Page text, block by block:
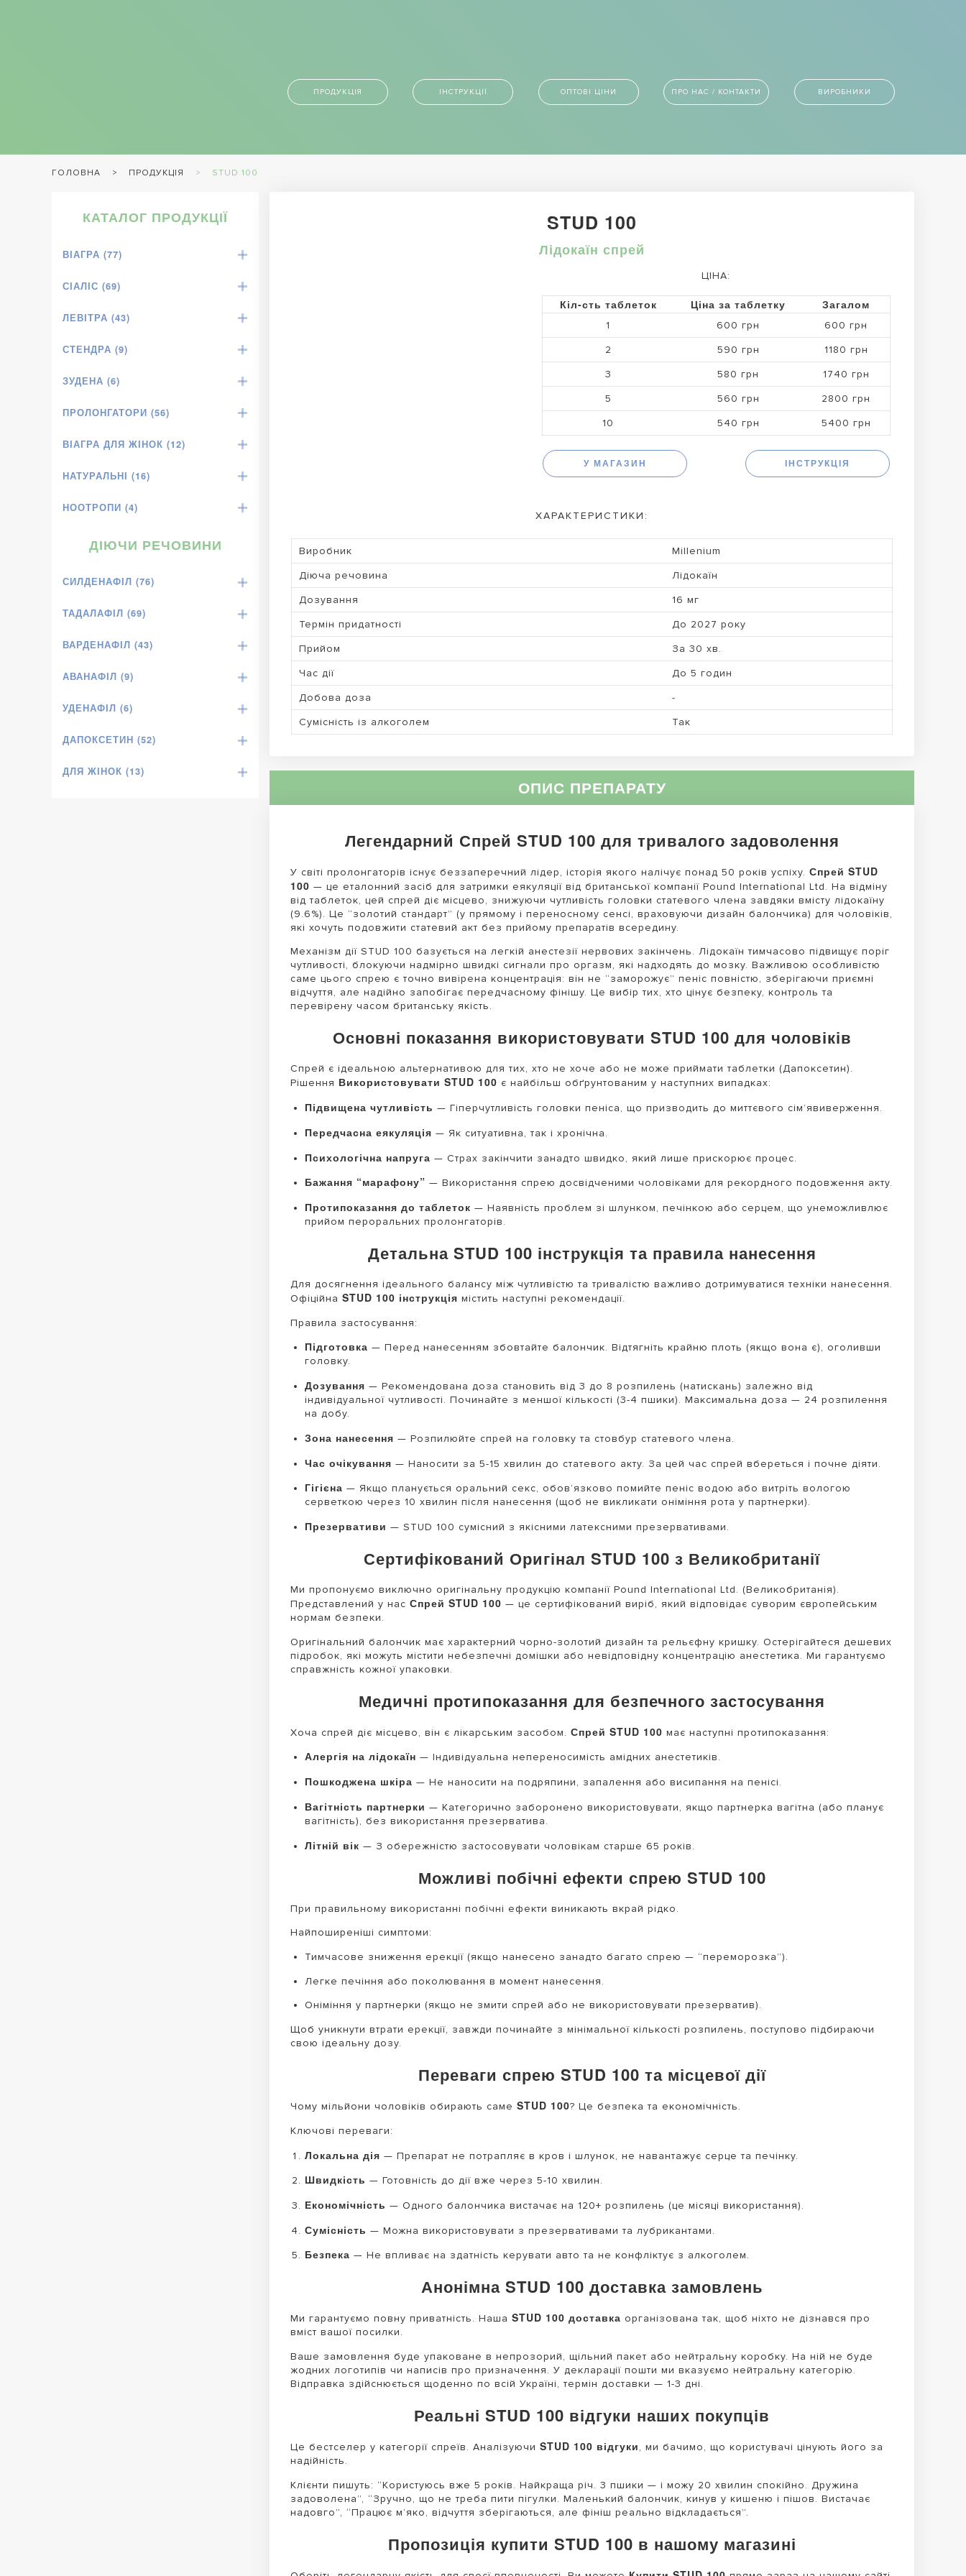
ПРОДУКЦІЯ ІНСТРУКЦІЇ ОПТОВІ ЦІНИ ПРО НАС / КОНТАКТИ ВИРОБНИКИ
ГОЛОВНА ПРОДУКЦІЯ STUD 100
КАТАЛОГ ПРОДУКЦІЇ
ВІАГРА (77)
СІАЛІС (69)
ЛЕВІТРА (43)
СТЕНДРА (9)
ЗУДЕНА (6)
ПРОЛОНГАТОРИ (56)
ВІАГРА ДЛЯ ЖІНОК (12)
НАТУРАЛЬНІ (16)
НООТРОПИ (4)
ДІЮЧИ РЕЧОВИНИ
СИЛДЕНАФІЛ (76)
ТАДАЛАФІЛ (69)
ВАРДЕНАФІЛ (43)
АВАНАФІЛ (9)
УДЕНАФІЛ (6)
ДАПОКСЕТИН (52)
ДЛЯ ЖІНОК (13)
STUD 100
Лідокаїн спрей
ЦІНА:
Кіл-сть таблеток Ціна за таблетку Загалом
1 600 грн
600 грн
2
590 грн
1180 грн
3
580 грн
1740 грн
5
560 грн
2800 грн
10
540 грн 5400 грн
У МАГАЗИН ІНСТРУКЦІЯ
ХАРАКТЕРИСТИКИ:
Виробник
Millenium
Діюча речовина
Лідокаїн
Дозування
16 мг
Термін придатності
До 2027 року
Прийом
За 30 хв.
Час дії
До 5 годин
Добова доза
-
Сумісність із алкоголем
Так
ОПИС ПРЕПАРАТУ
Легендарний Спрей STUD 100 для тривалого задоволення
У світі пролонгаторів існує беззаперечний лідер, історія якого налічує понад 50 років успіху. Спрей STUD
100 — це еталонний засіб для затримки еякуляції від британської компанії Pound International Ltd. На відміну
від таблеток, цей спрей діє місцево, знижуючи чутливість головки статевого члена завдяки вмісту лідокаїну
(9.6%). Це “золотий стандарт” (у прямому і переносному сенсі, враховуючи дизайн балончика) для чоловіків,
які хочуть подовжити статевий акт без прийому препаратів всередину.
Механізм дії STUD 100 базується на легкій анестезії нервових закінчень. Лідокаїн тимчасово підвищує поріг
чутливості, блокуючи надмірно швидкі сигнали про оргазм, які надходять до мозку. Важливою особливістю
саме цього спрею є точно вивірена концентрація: він не “заморожує” пеніс повністю, зберігаючи приємні
відчуття, але надійно запобігає передчасному фінішу. Це вибір тих, хто цінує безпеку, контроль та
перевірену часом британську якість.
Основні показання використовувати STUD 100 для чоловіків
Спрей є ідеальною альтернативою для тих, хто не хоче або не може приймати таблетки (Дапоксетин).
Рішення Використовувати STUD 100 є найбільш обґрунтованим у наступних випадках:
Підвищена чутливість — Гіперчутливість головки пеніса, що призводить до миттєвого сім’явиверження.
Передчасна еякуляція — Як ситуативна, так і хронічна.
Психологічна напруга — Страх закінчити занадто швидко, який лише прискорює процес.
Бажання “марафону” — Використання спрею досвідченими чоловіками для рекордного подовження акту.
Протипоказання до таблеток — Наявність проблем зі шлунком, печінкою або серцем, що унеможливлює
прийом пероральних пролонгаторів.
Детальна STUD 100 інструкція та правила нанесення
Для досягнення ідеального балансу між чутливістю та тривалістю важливо дотримуватися техніки нанесення.
Офіційна STUD 100 інструкція містить наступні рекомендації.
Правила застосування:
Підготовка — Перед нанесенням збовтайте балончик. Відтягніть крайню плоть (якщо вона є), оголивши
головку.
Дозування — Рекомендована доза становить від 3 до 8 розпилень (натискань) залежно від
індивідуальної чутливості. Починайте з меншої кількості (3-4 пшики). Максимальна доза — 24 розпилення
на добу.
Зона нанесення — Розпилюйте спрей на головку та стовбур статевого члена.
Час очікування — Наносити за 5-15 хвилин до статевого акту. За цей час спрей вбереться і почне діяти.
Гігієна — Якщо планується оральний секс, обов’язково помийте пеніс водою або витріть вологою
серветкою через 10 хвилин після нанесення (щоб не викликати оніміння рота у партнерки).
Презервативи — STUD 100 сумісний з якісними латексними презервативами.
Сертифікований Оригінал STUD 100 з Великобританії
Ми пропонуємо виключно оригінальну продукцію компанії Pound International Ltd. (Великобританія).
Представлений у нас Спрей STUD 100 — це сертифікований виріб, який відповідає суворим європейським
нормам безпеки.
Оригінальний балончик має характерний чорно-золотий дизайн та рельєфну кришку. Остерігайтеся дешевих
підробок, які можуть містити небезпечні домішки або невідповідну концентрацію анестетика. Ми гарантуємо
справжність кожної упаковки.
Медичні протипоказання для безпечного застосування
Хоча спрей діє місцево, він є лікарським засобом. Спрей STUD 100 має наступні протипоказання:
Алергія на лідокаїн — Індивідуальна непереносимість амідних анестетиків.
Пошкоджена шкіра — Не наносити на подряпини, запалення або висипання на пенісі.
Вагітність партнерки — Категорично заборонено використовувати, якщо партнерка вагітна (або планує
вагітність), без використання презерватива.
Літній вік — З обережністю застосовувати чоловікам старше 65 років.
Можливі побічні ефекти спрею STUD 100
При правильному використанні побічні ефекти виникають вкрай рідко.
Найпоширеніші симптоми:
Тимчасове зниження ерекції (якщо нанесено занадто багато спрею — “переморозка”).
Легке печіння або поколювання в момент нанесення.
Оніміння у партнерки (якщо не змити спрей або не використовувати презерватив).
Щоб уникнути втрати ерекції, завжди починайте з мінімальної кількості розпилень, поступово підбираючи
свою ідеальну дозу.
Переваги спрею STUD 100 та місцевої дії
Чому мільйони чоловіків обирають саме STUD 100? Це безпека та економічність.
Ключові переваги:
Локальна дія — Препарат не потрапляє в кров і шлунок, не навантажує серце та печінку.
Швидкість — Готовність до дії вже через 5-10 хвилин.
Економічність — Одного балончика вистачає на 120+ розпилень (це місяці використання).
Сумісність — Можна використовувати з презервативами та лубрикантами.
Безпека — Не впливає на здатність керувати авто та не конфліктує з алкоголем.
Анонімна STUD 100 доставка замовлень
Ми гарантуємо повну приватність. Наша STUD 100 доставка організована так, щоб ніхто не дізнався про
вміст вашої посилки.
Ваше замовлення буде упаковане в непрозорий, щільний пакет або нейтральну коробку. На ній не буде
жодних логотипів чи написів про призначення. У декларації пошти ми вказуємо нейтральну категорію.
Відправка здійснюється щоденно по всій Україні, термін доставки — 1-3 дні.
Реальні STUD 100 відгуки наших покупців
Це бестселер у категорії спреїв. Аналізуючи STUD 100 відгуки, ми бачимо, що користувачі цінують його за
надійність.
Клієнти пишуть: “Користуюсь вже 5 років. Найкраща річ. 3 пшики — і можу 20 хвилин спокійно. Дружина
задоволена”, “Зручно, що не треба пити пігулки. Маленький балончик, кинув у кишеню і пішов. Вистачає
надовго”, “Працює м’яко, відчуття зберігаються, але фініш реально відкладається”.
Пропозиція купити STUD 100 в нашому магазині